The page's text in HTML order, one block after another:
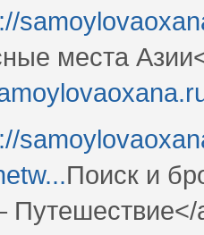
места
Поиск и
Путешествие</